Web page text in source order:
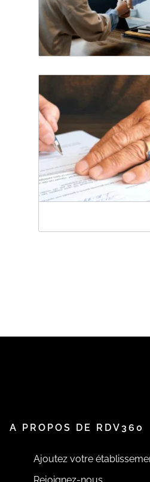
Les RDV en ligne sont
Ainay-le-Vieil, Arcomps,
A PROPOS DE RDV360
Ajoutez votre